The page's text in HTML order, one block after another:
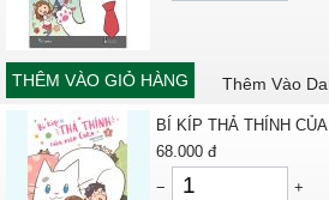
THÊM VÀO GIỎ HÀNG Thêm Vào
BÍ KÍP THẢ THÍNH
68.000 đ
−
+